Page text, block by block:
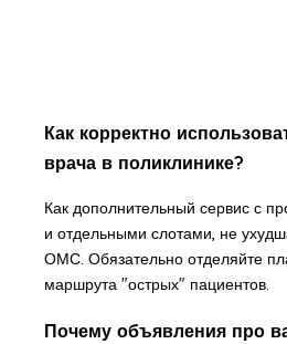
Как корректно
врача в поликлинике?
Как дополнительный сервис с
и отдельными слотами, не
ОМС. Обязательно отделяйте
маршрута "острых" пациентов.
Почему объявления про